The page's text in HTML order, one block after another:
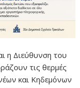
η Διεύθυνση του
τις θερμές
και Κηδεμόνων